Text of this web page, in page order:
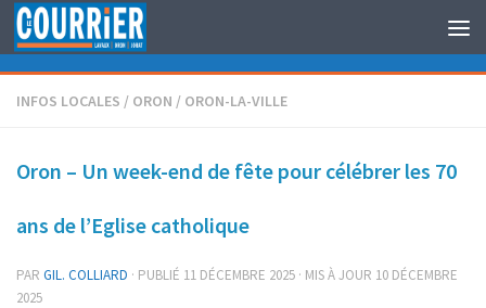
Au dessous du contenu
INFOS LOCALES / ORON / ORON-LA-VILLE
Oron – Un week-end de fête pour célébrer les 70
ans de l’Eglise catholique
PAR GIL. COLLIARD · PUBLIÉ 11 DÉCEMBRE 2025 · MIS À JOUR 10 DÉCEMBRE
2025